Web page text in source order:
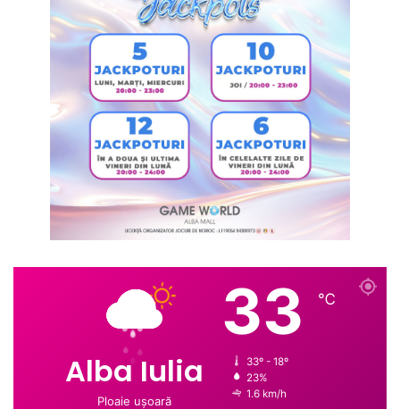
Alba Iulia
Ploaie ușoară
33 ℃
33º - 18º
23%
1.6 km/h